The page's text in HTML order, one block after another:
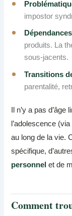
impostor
produits. La
sous-jacents.
Transitions
parentalité,
Il n’y a pas
l’adolescence
au long de la vie.
spécifique,
personnel et de
Comment